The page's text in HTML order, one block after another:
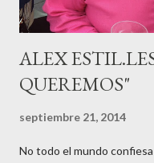
ALEX
QUEREMOS"
septiembre 21, 2014
No todo el mundo